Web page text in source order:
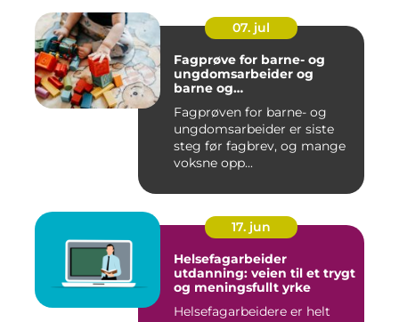
07. jul
Fagprøve for barne- og
ungdomsarbeider og
barne og
og VG2
Fagprøven for barne- og
ungdomsarbeider er siste
steg før fagbrev, og mange
voksne opp...
17. jun
Helsefagarbeider
utdanning: veien til et trygt
og meningsfullt yrke
Helsefagarbeidere er helt